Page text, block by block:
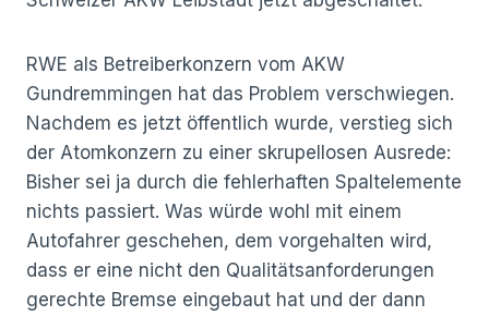
RWE als Betreiberkonzern vom AKW
Gundremmingen hat das Problem verschwiegen.
Nachdem es jetzt öffentlich wurde, verstieg sich
der Atomkonzern zu einer skrupellosen Ausrede:
Bisher sei ja durch die fehlerhaften Spaltelemente
nichts passiert. Was würde wohl mit einem
Autofahrer geschehen, dem vorgehalten wird,
dass er eine nicht den Qualitätsanforderungen
gerechte Bremse eingebaut hat und der dann